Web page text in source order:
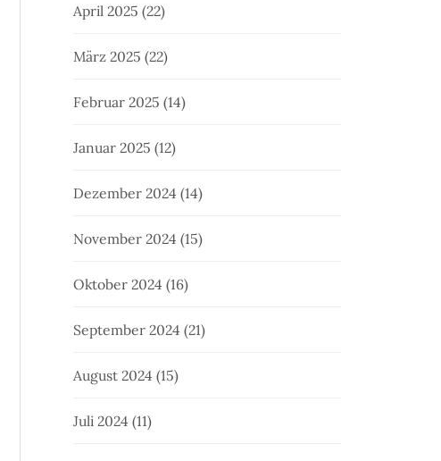
April 2025 (22)
März 2025 (22)
Februar 2025 (14)
Januar 2025 (12)
Dezember 2024 (14)
November 2024 (15)
Oktober 2024 (16)
September 2024 (21)
August 2024 (15)
Juli 2024 (11)